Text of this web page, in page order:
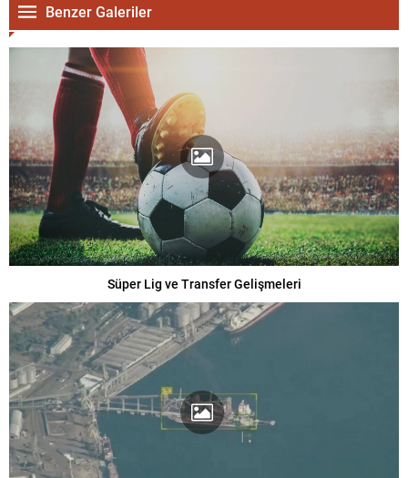
Benzer Galeriler
Süper Lig ve Transfer Gelişmeleri